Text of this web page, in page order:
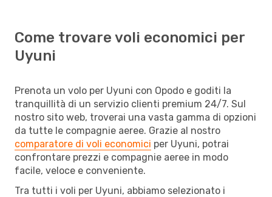
Come trovare voli economici per
Uyuni
Prenota un volo per Uyuni con Opodo e goditi la
tranquillità di un servizio clienti premium 24/7. Sul
nostro sito web, troverai una vasta gamma di opzioni
da tutte le compagnie aeree. Grazie al nostro
comparatore di voli economici per Uyuni, potrai
confrontare prezzi e compagnie aeree in modo
facile, veloce e conveniente.
Tra tutti i voli per Uyuni, abbiamo selezionato i